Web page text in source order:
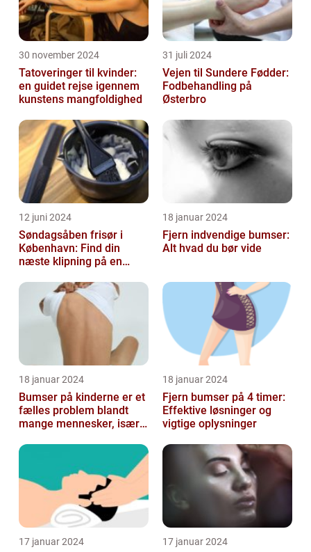
30 november 2024
Tatoveringer til kvinder:
en guidet rejse igennem
kunstens mangfoldighed
31 juli 2024
Vejen til Sundere Fødder:
Fodbehandling på
Østerbro
12 juni 2024
Søndagsåben frisør i
København: Find din
næste klipning på en
18 januar 2024
Fjern indvendige bumser:
Alt hvad du bør vide
18 januar 2024
Bumser på kinderne er et
fælles problem blandt
mange mennesker, især
kosmetikfor...
18 januar 2024
Fjern bumser på 4 timer:
Effektive løsninger og
vigtige oplysninger
17 januar 2024 17 januar 2024